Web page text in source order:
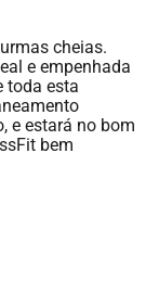
cheias.
e empenhada
toda esta
e estará no bom
bem